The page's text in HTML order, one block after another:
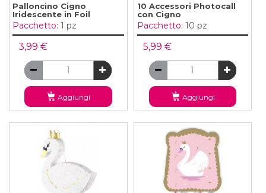
Palloncino Cigno
Iridescente in Foil
Pacchetto: 1 pz
3,99 €
Aggiungi
10 Accessori Photocall
con Cigno
Pacchetto: 10 pz
5,99 €
Aggiungi